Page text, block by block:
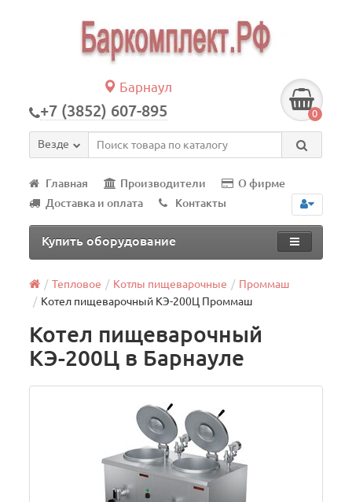
Барнаул
+7 (3852) 607-895 0
Везде
Главная Производители
О фирме
Доставка и оплата
Контакты
Купить оборудование
Тепловое Котлы пищеварочные
Проммаш
Котел пищеварочный КЭ-200Ц Проммаш
Котел пищеварочный
КЭ-200Ц в Барнауле